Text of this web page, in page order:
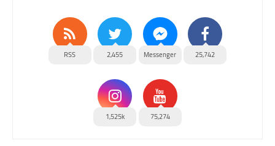
25,742
Messenger
2,455
RSS
75,274
1,525k